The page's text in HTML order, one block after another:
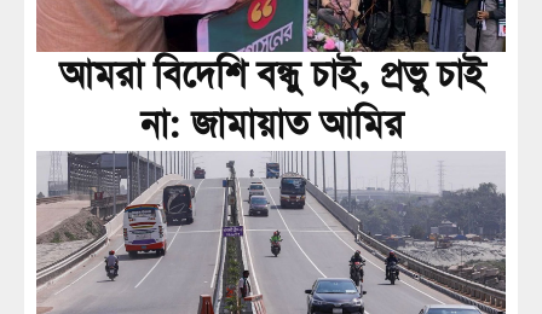
আমরা বিদেশি বন্ধু চাই, প্রভু চাই
না: জামায়াত আমির